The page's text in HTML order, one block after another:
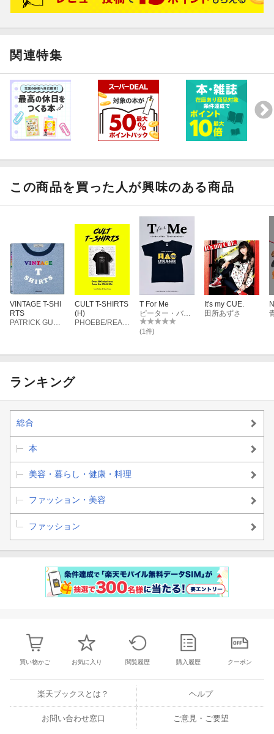
関連特集
この商品を買った人が興味のある商品
VINTAGE T-SHI
RTS
CULT T-SHIRTS
(H)
T For Me
(1件)
It's my CUE.
田所あずさ
ランキング
総合
本
美容・暮らし・健康・料理
ファッション・美容
ファッション
買い物かご お気に入り 閲覧履歴 購入履歴 クーポン
楽天ブックスとは？ ヘルプ
お問い合わせ窓口 ご意見・ご要望